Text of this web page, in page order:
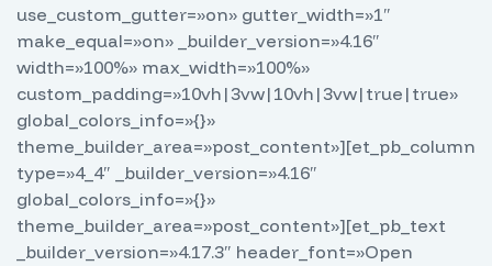
use_custom_gutter=»on» gutter_width=»1″
make_equal=»on» _builder_version=»4.16″
width=»100%» max_width=»100%»
custom_padding=»10vh|3vw|10vh|3vw|true|true»
global_colors_info=»{}»
theme_builder_area=»post_content»][et_pb_column
type=»4_4″ _builder_version=»4.16″
global_colors_info=»{}»
theme_builder_area=»post_content»][et_pb_text
_builder_version=»4.17.3″ header_font=»Open